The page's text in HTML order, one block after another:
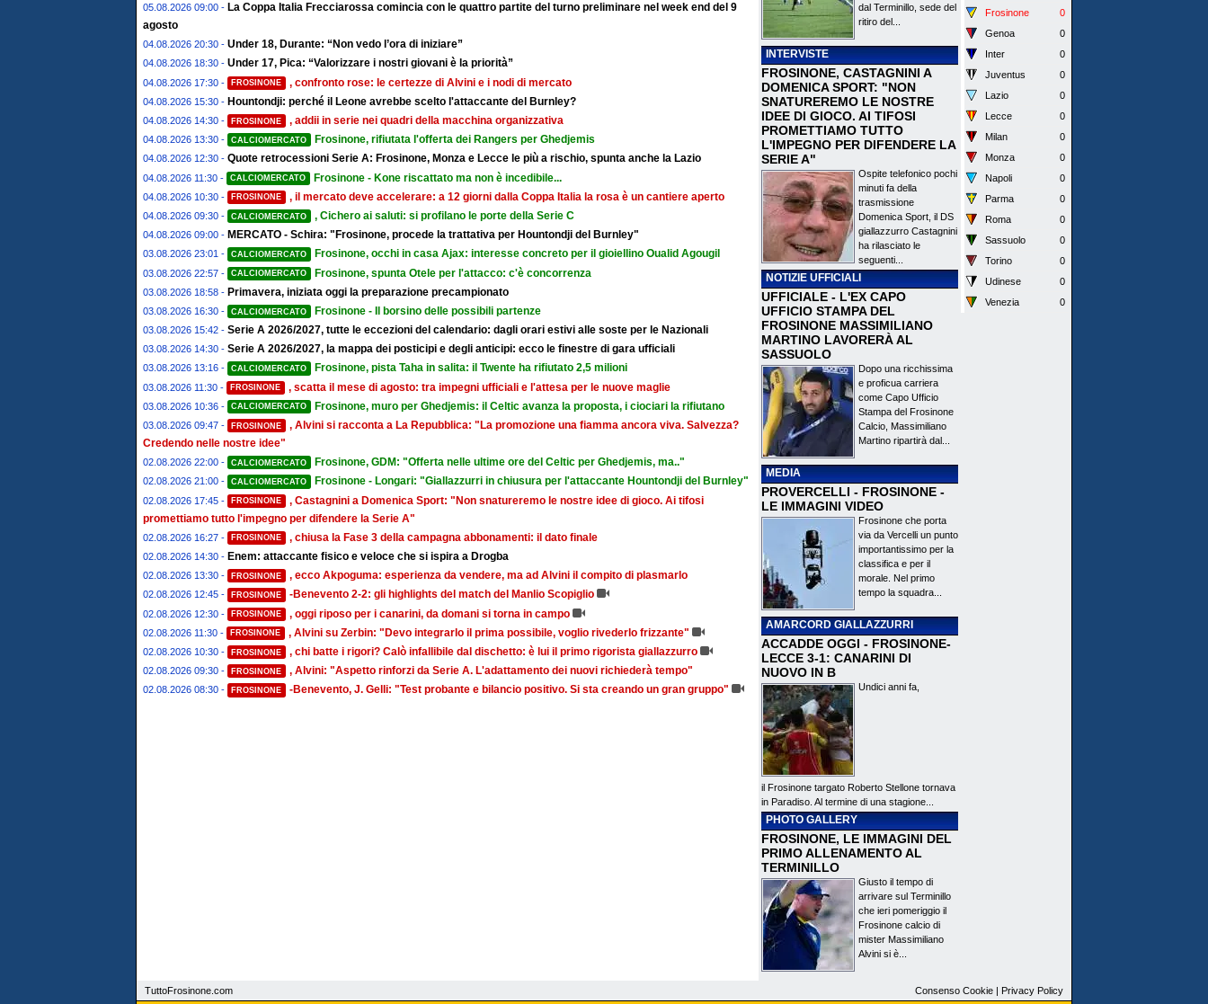
05.08.2026 09:00 - La Coppa Italia Frecciarossa comincia con le quattro partite del turno preliminare nel week end del 9
agosto
04.08.2026 20:30 - Under 18, Durante: “Non vedo l’ora di iniziare”
04.08.2026 18:30 - Under 17, Pica: “Valorizzare i nostri giovani è la priorità”
04.08.2026 17:30 - FROSINONE , confronto rose: le certezze di Alvini e i nodi di mercato
04.08.2026 15:30 - Hountondji: perché il Leone avrebbe scelto l'attaccante del Burnley?
04.08.2026 14:30 - FROSINONE , addii in serie nei quadri della macchina organizzativa
04.08.2026 13:30 - CALCIOMERCATO Frosinone, rifiutata l'offerta dei Rangers per Ghedjemis
04.08.2026 12:30 - Quote retrocessioni Serie A: Frosinone, Monza e Lecce le più a rischio, spunta anche la Lazio
04.08.2026 11:30 - CALCIOMERCATO Frosinone - Kone riscattato ma non è incedibile...
04.08.2026 10:30 - FROSINONE , il mercato deve accelerare: a 12 giorni dalla Coppa Italia la rosa è un cantiere aperto
04.08.2026 09:30 - CALCIOMERCATO , Cichero ai saluti: si profilano le porte della Serie C
04.08.2026 09:00 - MERCATO - Schira: "Frosinone, procede la trattativa per Hountondji del Burnley"
03.08.2026 23:01 - CALCIOMERCATO Frosinone, occhi in casa Ajax: interesse concreto per il gioiellino Oualid Agougil
03.08.2026 22:57 - CALCIOMERCATO Frosinone, spunta Otele per l'attacco: c'è concorrenza
03.08.2026 18:58 - Primavera, iniziata oggi la preparazione precampionato
03.08.2026 16:30 - CALCIOMERCATO Frosinone - Il borsino delle possibili partenze
03.08.2026 15:42 - Serie A 2026/2027, tutte le eccezioni del calendario: dagli orari estivi alle soste per le Nazionali
03.08.2026 14:30 - Serie A 2026/2027, la mappa dei posticipi e degli anticipi: ecco le finestre di gara ufficiali
03.08.2026 13:16 - CALCIOMERCATO Frosinone, pista Taha in salita: il Twente ha rifiutato 2,5 milioni
03.08.2026 11:30 - FROSINONE , scatta il mese di agosto: tra impegni ufficiali e l'attesa per le nuove maglie
03.08.2026 10:36 - CALCIOMERCATO Frosinone, muro per Ghedjemis: il Celtic avanza la proposta, i ciociari la rifiutano
03.08.2026 09:47 - FROSINONE
, Alvini si racconta a La Repubblica: "La promozione una fiamma ancora viva. Salvezza?
Credendo nelle nostre idee"
02.08.2026 22:00 - CALCIOMERCATO Frosinone, GDM: "Offerta nelle ultime ore del Celtic per Ghedjemis, ma.."
02.08.2026 21:00 - CALCIOMERCATO Frosinone - Longari: "Giallazzurri in chiusura per l'attaccante Hountondji del Burnley"
02.08.2026 17:45 - FROSINONE
, Castagnini a Domenica Sport: "Non snatureremo le nostre idee di gioco. Ai tifosi
promettiamo tutto l'impegno per difendere la Serie A"
02.08.2026 16:27 - FROSINONE , chiusa la Fase 3 della campagna abbonamenti: il dato finale
02.08.2026 14:30 - Enem: attaccante fisico e veloce che si ispira a Drogba
02.08.2026 13:30 - FROSINONE , ecco Akpoguma: esperienza da vendere, ma ad Alvini il compito di plasmarlo
02.08.2026 12:45 - FROSINONE -Benevento 2-2: gli highlights del match del Manlio Scopiglio
02.08.2026 12:30 - FROSINONE , oggi riposo per i canarini, da domani si torna in campo
02.08.2026 11:30 - FROSINONE , Alvini su Zerbin: "Devo integrarlo il prima possibile, voglio rivederlo frizzante"
02.08.2026 10:30 - FROSINONE , chi batte i rigori? Calò infallibile dal dischetto: è lui il primo rigorista giallazzurro
02.08.2026 09:30 - FROSINONE , Alvini: "Aspetto rinforzi da Serie A. L'adattamento dei nuovi richiederà tempo"
02.08.2026 08:30 - FROSINONE -Benevento, J. Gelli: "Test probante e bilancio positivo. Si sta creando un gran gruppo"
dal Terminillo, sede del
ritiro del...
INTERVISTE
FROSINONE, CASTAGNINI A
DOMENICA SPORT: "NON
SNATUREREMO LE NOSTRE
IDEE DI GIOCO. AI TIFOSI
PROMETTIAMO TUTTO
L'IMPEGNO PER DIFENDERE LA
SERIE A"
Ospite telefonico pochi
minuti fa della
trasmissione
Domenica Sport, il DS
giallazzurro Castagnini
ha rilasciato le
seguenti...
NOTIZIE UFFICIALI
UFFICIALE - L'EX CAPO
UFFICIO STAMPA DEL
FROSINONE MASSIMILIANO
MARTINO LAVORERÀ AL
SASSUOLO
Dopo una ricchissima
e proficua carriera
come Capo Ufficio
Stampa del Frosinone
Calcio, Massimiliano
Martino ripartirà dal...
MEDIA
PROVERCELLI - FROSINONE -
LE IMMAGINI VIDEO
Frosinone che porta
via da Vercelli un punto
importantissimo per la
classifica e per il
morale. Nel primo
tempo la squadra...
AMARCORD GIALLAZZURRI
ACCADDE OGGI - FROSINONE-
LECCE 3-1: CANARINI DI
NUOVO IN B
Undici anni fa,
il Frosinone targato Roberto Stellone tornava
in Paradiso. Al termine di una stagione...
PHOTO GALLERY
FROSINONE, LE IMMAGINI DEL
PRIMO ALLENAMENTO AL
TERMINILLO
Giusto il tempo di
arrivare sul Terminillo
che ieri pomeriggio il
Frosinone calcio di
mister Massimiliano
Alvini si è...
Frosinone
0
Genoa
0
Inter
0
Juventus
0
Lazio
0
Lecce
0
Milan
0
Monza
0
Napoli
0
Parma
0
Roma
0
Sassuolo
0
Torino
0
Udinese
0
Venezia
0
TuttoFrosinone.com Consenso Cookie | Privacy Policy